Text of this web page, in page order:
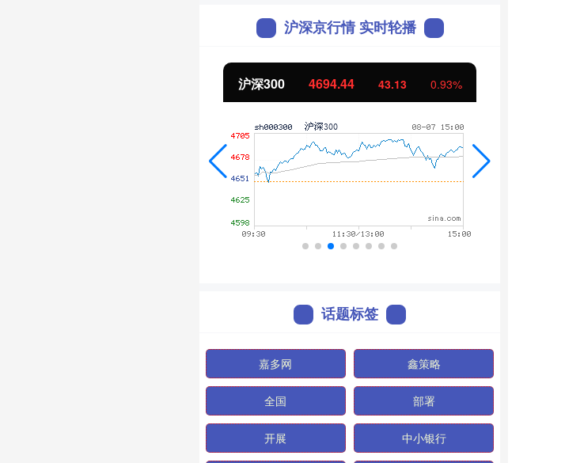
沪深京行情 实时轮播
0.93% 北证50 1134.24 11.37
话题标签
嘉多网 鑫策略
全国 部署
开展 中小银行